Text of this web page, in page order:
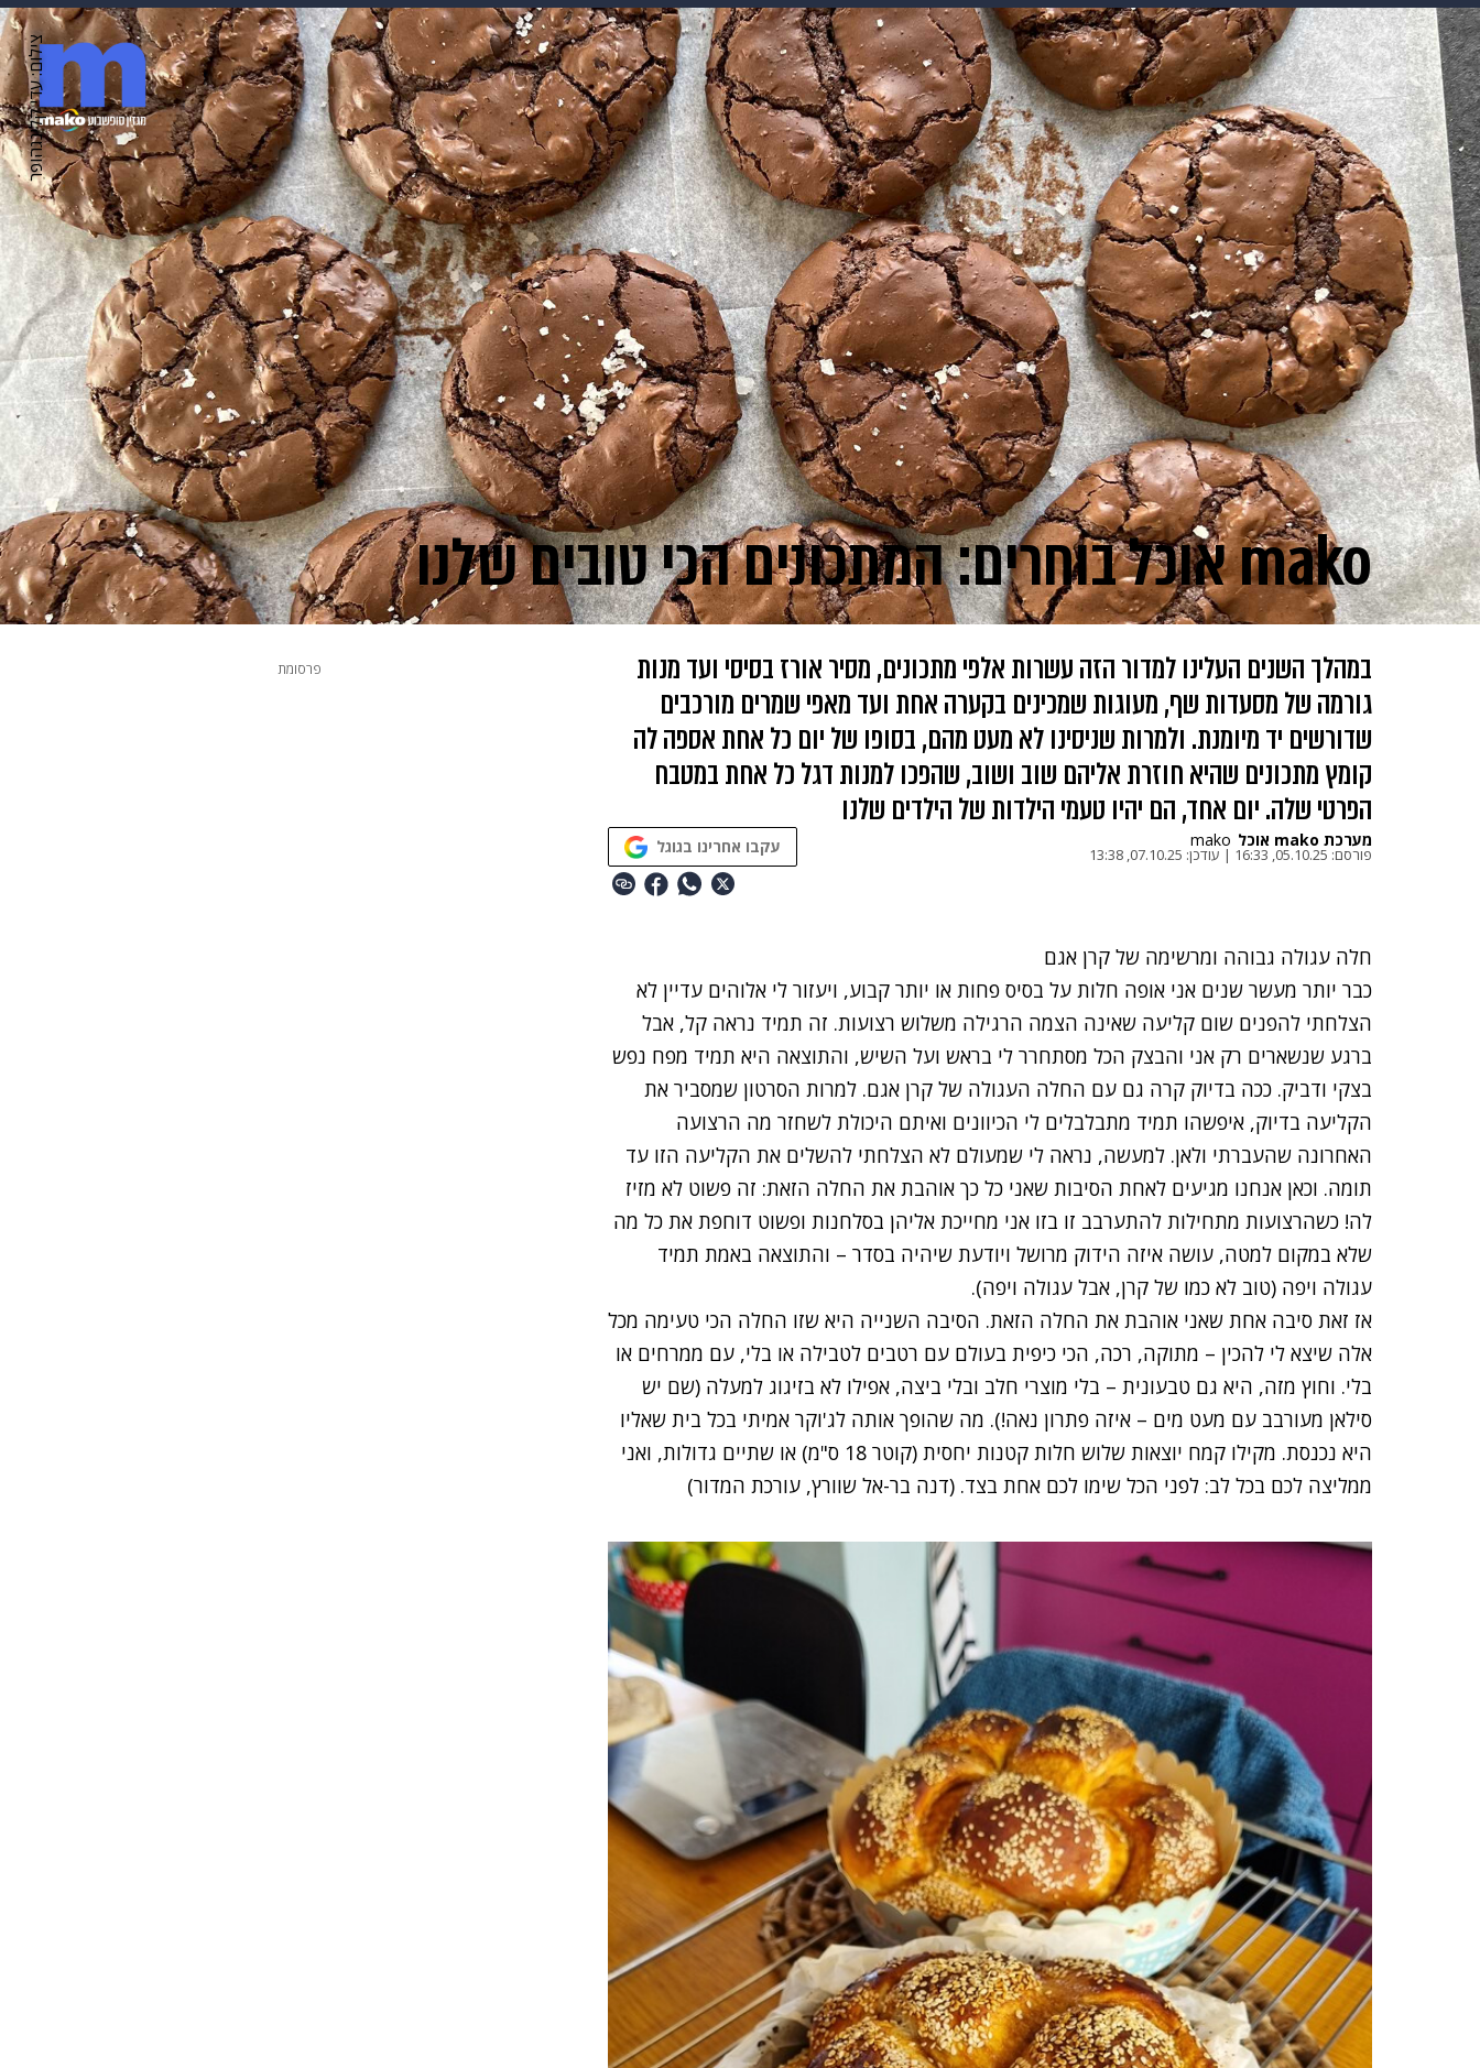
מוזיקה תרבות צבא וביטחון makoZ בריאות HIX ספורט כסף הורים עיצוב הבית אופנה
דיגיטל גאווה ויוה משפט תשעה חודשים מתכונים פרויקטים מיוחדים צילום: עדי קלינגהופר
mako אוכל בוחרים: המתכונים הכי טובים שלנו
במהלך השנים העלינו למדור הזה עשרות אלפי מתכונים, מסיר אורז בסיסי ועד מנות
גורמה של מסעדות שף, מעוגות שמכינים בקערה אחת ועד מאפי שמרים מורכבים
שדורשים יד מיומנת. ולמרות שניסינו לא מעט מהם, בסופו של יום כל אחת אספה לה
קומץ מתכונים שהיא חוזרת אליהם שוב ושוב, שהפכו למנות דגל כל אחת במטבח
הפרטי שלה. יום אחד, הם יהיו טעמי הילדות של הילדים שלנו
מערכת mako אוכל mako
פורסם: 05.10.25, 16:33
| עודכן: 07.10.25, 13:38 עקבו אחרינו בגוגל
חלה עגולה גבוהה ומרשימה של קרן אגם
כבר יותר מעשר שנים אני אופה חלות על בסיס פחות או יותר קבוע, ויעזור לי אלוהים עדיין לא
הצלחתי להפנים שום קליעה שאינה הצמה הרגילה משלוש רצועות. זה תמיד נראה קל, אבל
ברגע שנשארים רק אני והבצק הכל מסתחרר לי בראש ועל השיש, והתוצאה היא תמיד מפח נפש
בצקי ודביק. ככה בדיוק קרה גם עם החלה העגולה של קרן אגם. למרות הסרטון שמסביר את
הקליעה בדיוק, איפשהו תמיד מתבלבלים לי הכיוונים ואיתם היכולת לשחזר מה הרצועה
האחרונה שהעברתי ולאן. למעשה, נראה לי שמעולם לא הצלחתי להשלים את הקליעה הזו עד
תומה. וכאן אנחנו מגיעים לאחת הסיבות שאני כל כך אוהבת את החלה הזאת: זה פשוט לא מזיז
לה! כשהרצועות מתחילות להתערבב זו בזו אני מחייכת אליהן בסלחנות ופשוט דוחפת את כל מה
שלא במקום למטה, עושה איזה הידוק מרושל ויודעת שיהיה בסדר – והתוצאה באמת תמיד
עגולה ויפה (טוב לא כמו של קרן, אבל עגולה ויפה).
אז זאת סיבה אחת שאני אוהבת את החלה הזאת. הסיבה השנייה היא שזו החלה הכי טעימה מכל
אלה שיצא לי להכין – מתוקה, רכה, הכי כיפית בעולם עם רטבים לטבילה או בלי, עם ממרחים או
בלי. וחוץ מזה, היא גם טבעונית – בלי מוצרי חלב ובלי ביצה, אפילו לא בזיגוג למעלה (שם יש
סילאן מעורבב עם מעט מים – איזה פתרון נאה!). מה שהופך אותה לג'וקר אמיתי בכל בית שאליו
היא נכנסת. מקילו קמח יוצאות שלוש חלות קטנות יחסית (קוטר 18 ס"מ) או שתיים גדולות, ואני
ממליצה לכם בכל לב: לפני הכל שימו לכם אחת בצד. (דנה בר-אל שוורץ, עורכת המדור)
פרסומת